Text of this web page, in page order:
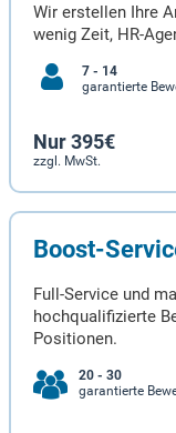
Wir erstellen Ihre
wenig Zeit, HR-
7 - 14
garantierte
Nur 395€
zzgl. MwSt.
Boost-
Full-Service und
hochqualifizierte
Positionen.
20 - 30
garantierte